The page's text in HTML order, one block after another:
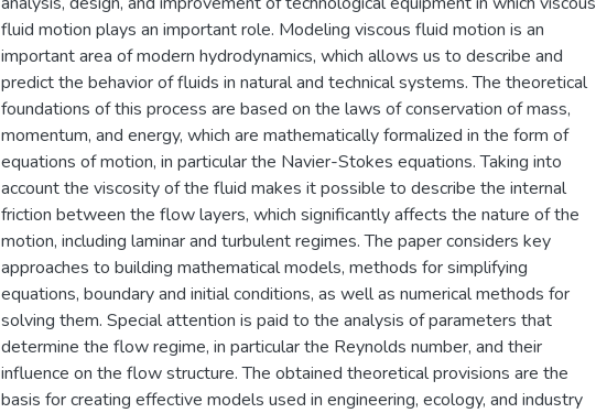
fluid motion plays an important role. Modeling viscous fluid motion is an
important area of modern hydrodynamics, which allows us to describe and
predict the behavior of fluids in natural and technical systems. The theoretical
foundations of this process are based on the laws of conservation of mass,
momentum, and energy, which are mathematically formalized in the form of
equations of motion, in particular the Navier-Stokes equations. Taking into
account the viscosity of the fluid makes it possible to describe the internal
friction between the flow layers, which significantly affects the nature of the
motion, including laminar and turbulent regimes. The paper considers key
approaches to building mathematical models, methods for simplifying
equations, boundary and initial conditions, as well as numerical methods for
solving them. Special attention is paid to the analysis of parameters that
determine the flow regime, in particular the Reynolds number, and their
influence on the flow structure. The obtained theoretical provisions are the
basis for creating effective models used in engineering, ecology, and industry